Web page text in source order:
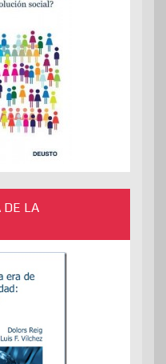
DE LA